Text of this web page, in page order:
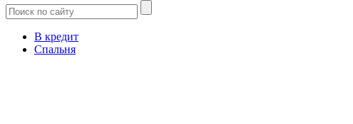
В кредит
Спальня